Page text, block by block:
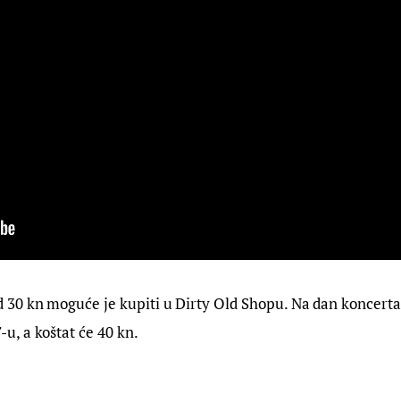
kn moguće je kupiti u Dirty Old Shopu. Na dan koncerta
a koštat će 40 kn.